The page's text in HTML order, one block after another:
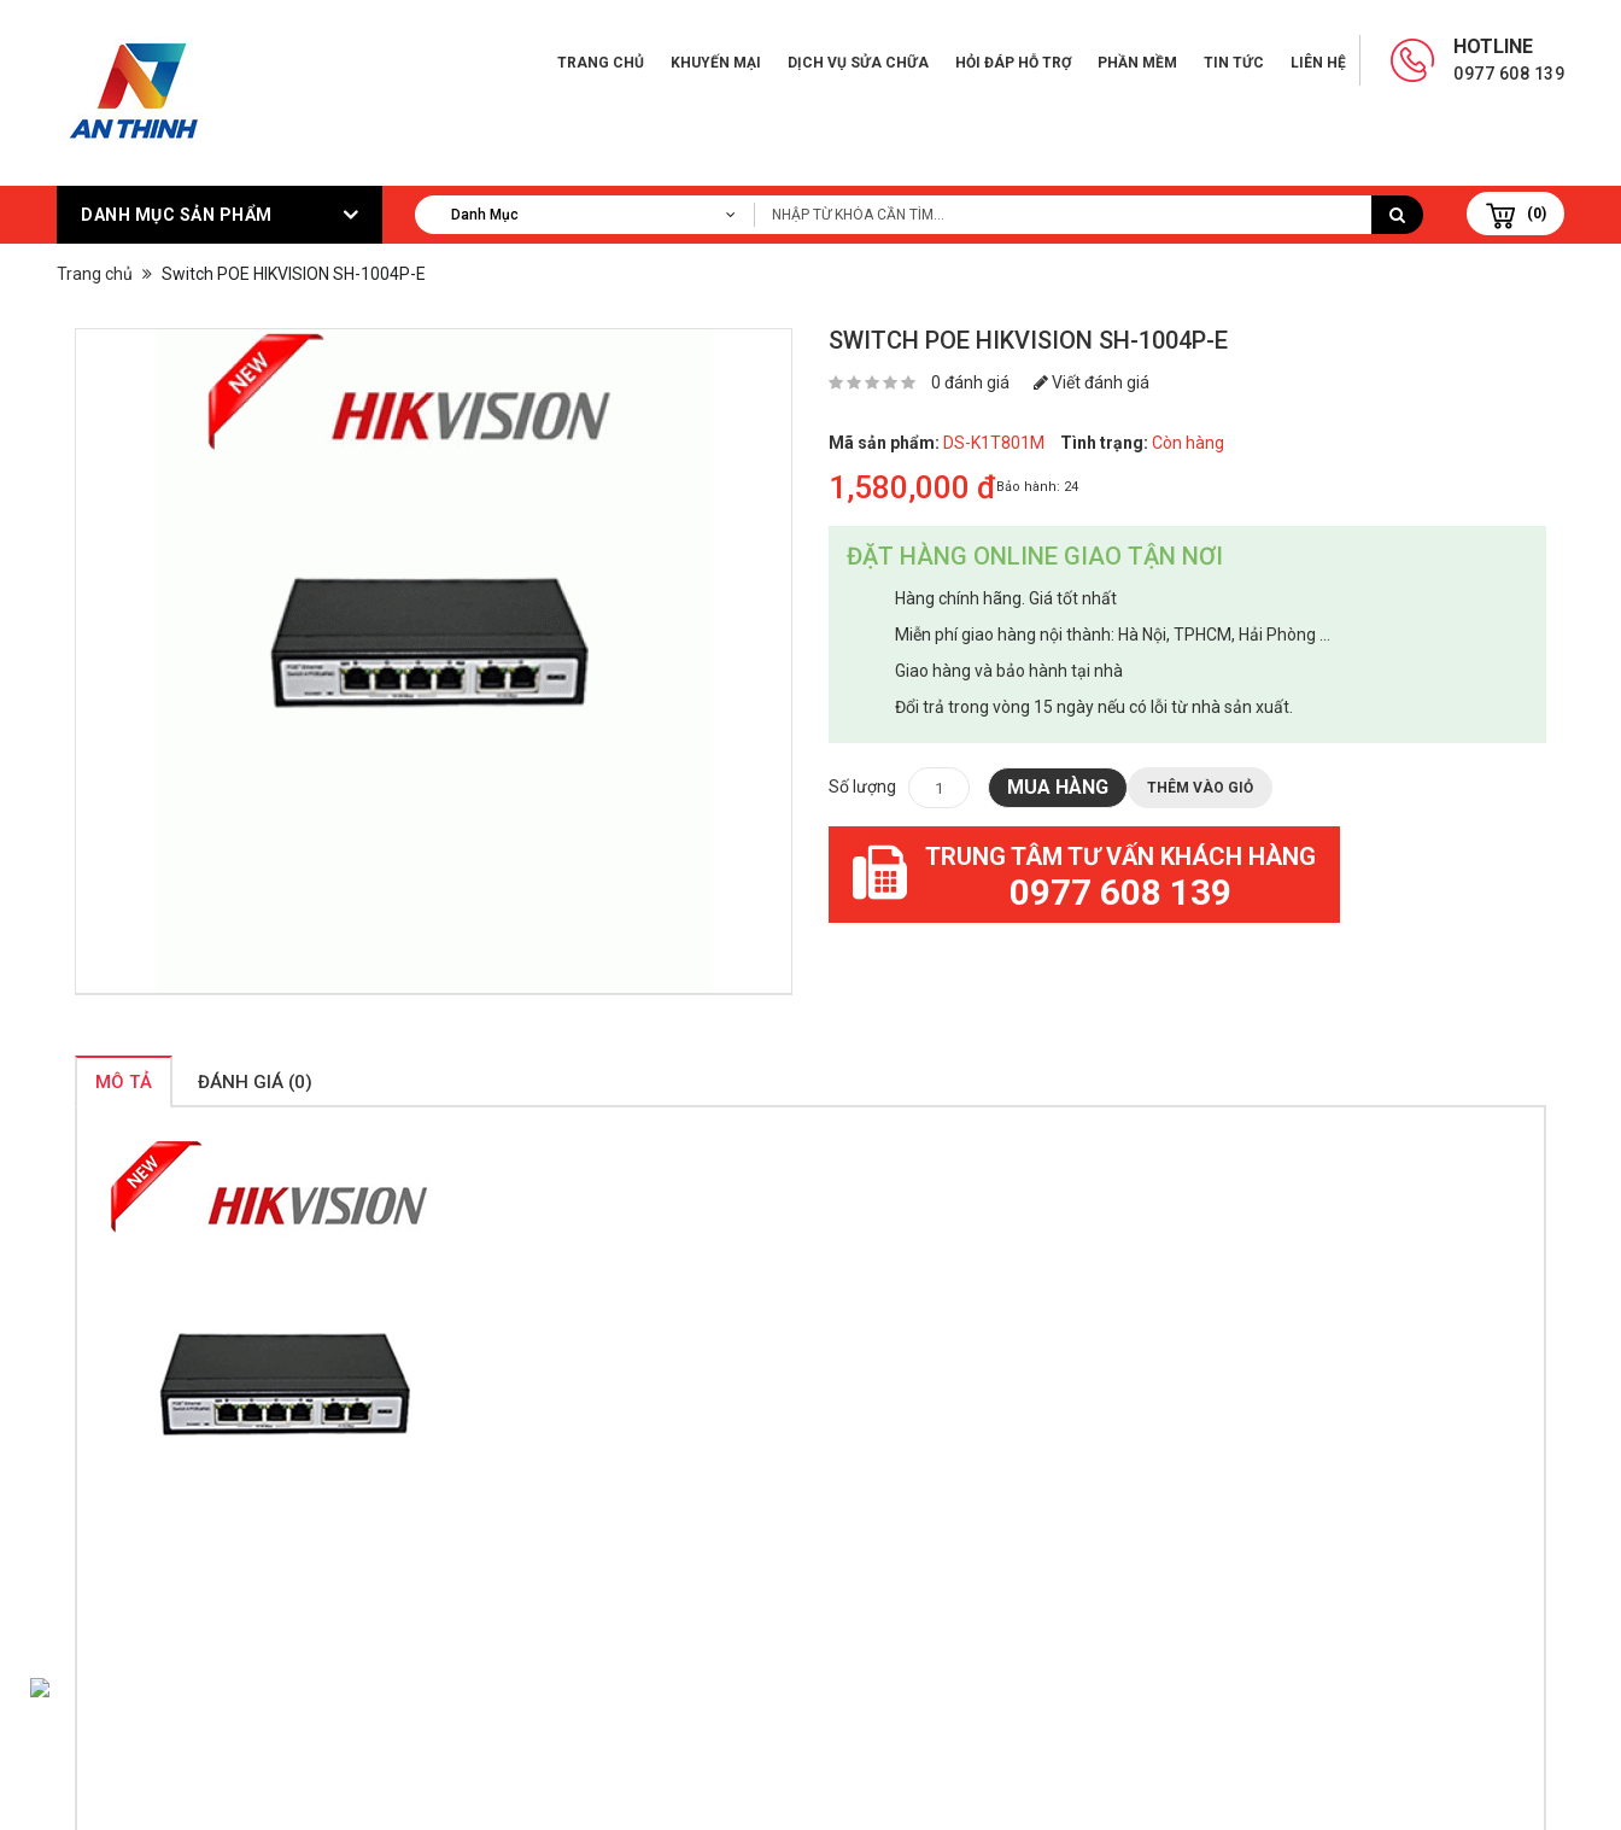
HOTLINE
0977 608 139
TRANG CHỦ KHUYẾN MẠI DỊCH VỤ SỬA CHỮA HỎI ĐÁP HỖ TRỢ PHẦN MỀM TIN TỨC LIÊN HỆ
DANH MỤC SẢN PHẨM Danh Mục (0)
Trang chủ Switch POE HIKVISION SH-1004P-E
SWITCH POE HIKVISION SH-1004P-E
0 đánh giá Viết đánh giá
Mã sản phẩm: DS-K1T801M Tình trạng: Còn hàng
1,580,000 đBảo hành: 24
ĐẶT HÀNG ONLINE GIAO TẬN NƠI
Hàng chính hãng. Giá tốt nhất
Miễn phí giao hàng nội thành: Hà Nội, TPHCM, Hải Phòng ...
Giao hàng và bảo hành tại nhà
Đổi trả trong vòng 15 ngày nếu có lỗi từ nhà sản xuất.
Số lượng MUA HÀNG THÊM VÀO GIỎ
TRUNG TÂM TƯ VẤN KHÁCH HÀNG
0977 608 139
MÔ TẢ ĐÁNH GIÁ (0)